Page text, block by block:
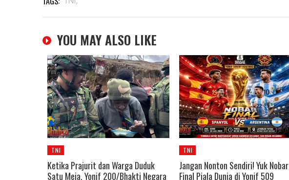
YOU MAY ALSO LIKE
TNI
Ketika Prajurit dan Warga Duduk
Satu Meja, Yonif 200/Bhakti Negara
TNI
Jangan Nonton Sendiri! Yuk Nobar
Final Piala Dunia di Yonif 509